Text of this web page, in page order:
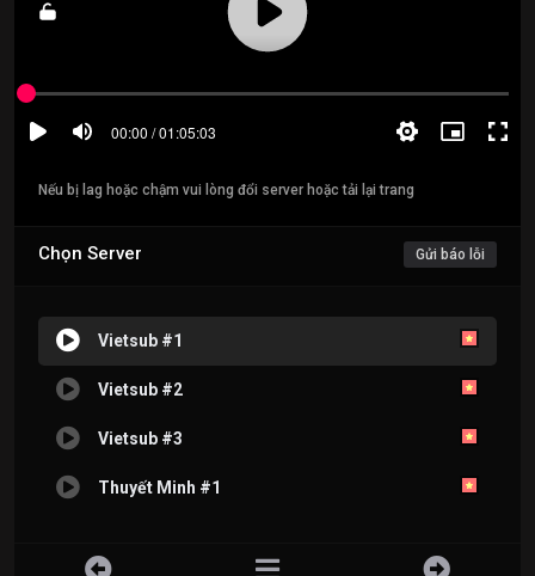
Nếu bị lag hoặc chậm vui lòng đổi server hoặc tải lại trang
Chọn Server Gửi báo lỗi
Vietsub #1
Vietsub #2
Vietsub #3
Thuyết Minh #1